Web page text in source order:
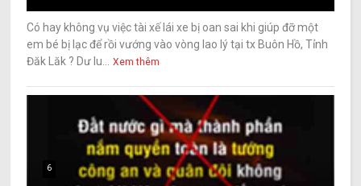
Có hay không vụ việc tài xế lái xe bị oan sai khi giúp đỡ một
em bé bị lạc để rồi vướng vào vòng lao lý tại tx Buôn Hồ, Tỉnh
Đăk Lăk ? Dư lu...
Xem thêm
6